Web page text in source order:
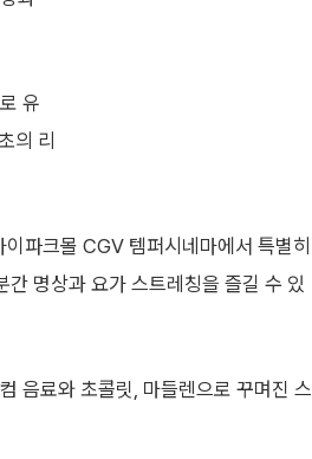
유
의 리
파크몰 CGV 템퍼시네마에서 특별히
명상과 요가 스트레칭을 즐길 수 있
음료와 초콜릿, 마들렌으로 꾸며진 스